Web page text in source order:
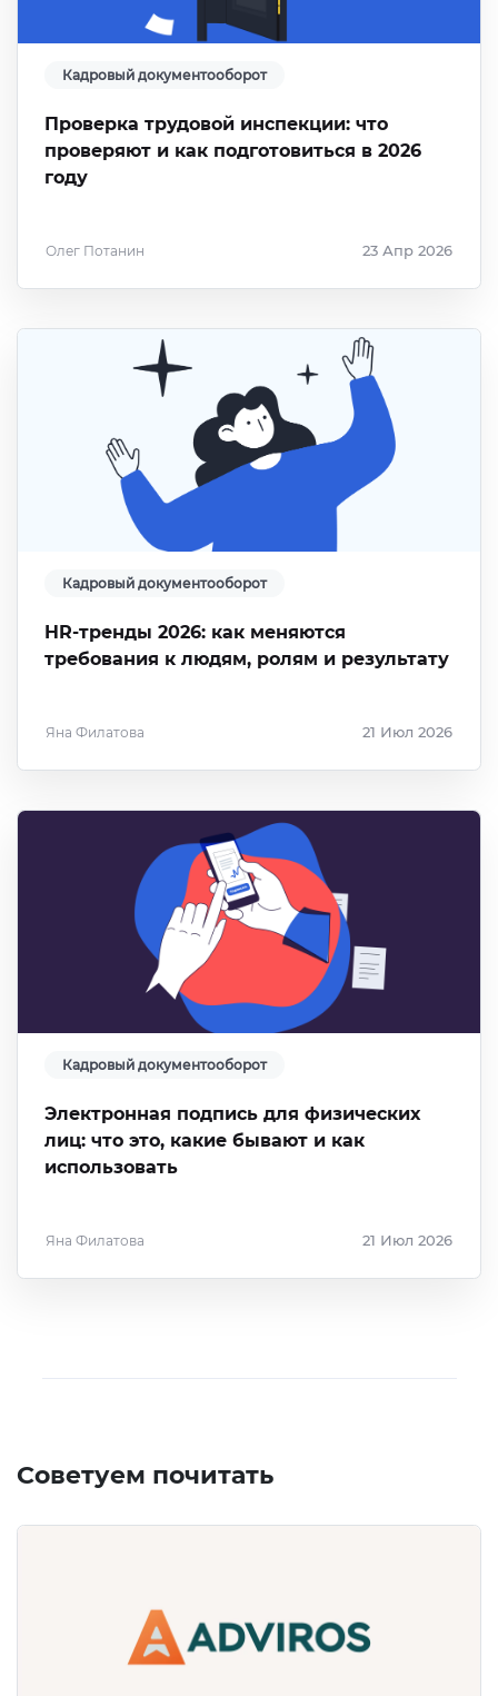
Кадровый документооборот
Проверка трудовой инспекции: что
проверяют и как подготовиться в 2026
году
Олег Потанин 23 Апр 2026
Кадровый документооборот
HR-тренды 2026: как меняются
требования к людям, ролям и результату
Яна Филатова 21 Июл 2026
Кадровый документооборот
Электронная подпись для физических
лиц: что это, какие бывают и как
использовать
Яна Филатова 21 Июл 2026
Советуем почитать